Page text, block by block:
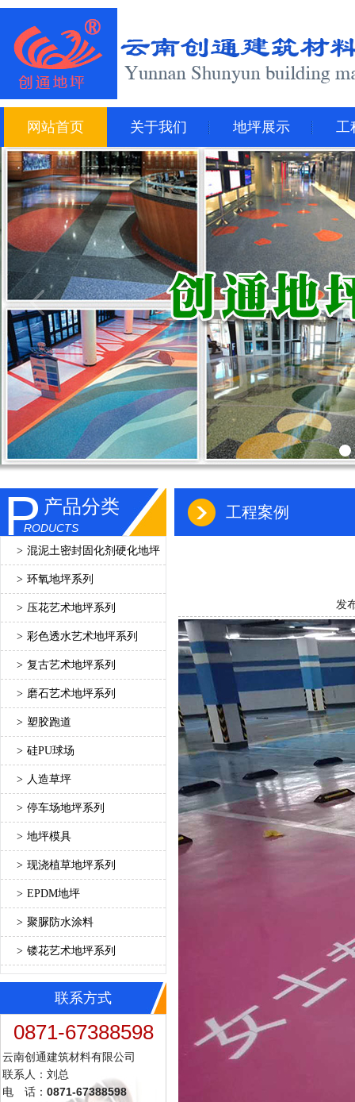
网站首页 关于我们 地坪展示 工
P产品分类
RODUCTS
> 混泥土密封固化剂硬化地坪
> 环氧地坪系列
> 压花艺术地坪系列
> 彩色透水艺术地坪系列
> 复古艺术地坪系列
> 磨石艺术地坪系列
> 塑胶跑道
> 硅PU球场
> 人造草坪
> 停车场地坪系列
> 地坪模具
> 现浇植草地坪系列
> EPDM地坪
> 聚脲防水涂料
> 镂花艺术地坪系列
联系方式
0871-67388598
云南创通建筑材料有限公司
联系人：刘总
电 话： 0871-67388598
工程案例
发